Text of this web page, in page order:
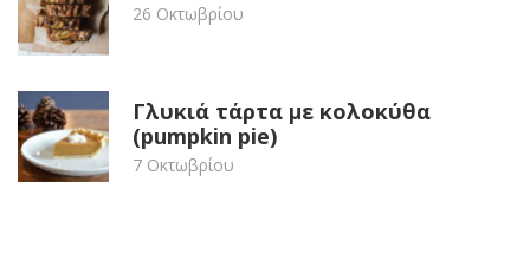
26 Οκτωβρίου
Γλυκιά τάρτα με κολοκύθα
(pumpkin pie)
7 Οκτωβρίου